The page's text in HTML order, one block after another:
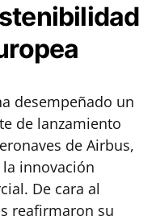
desempeñado un
de lanzamiento
de Airbus,
innovación
De cara al
reafirmaron su